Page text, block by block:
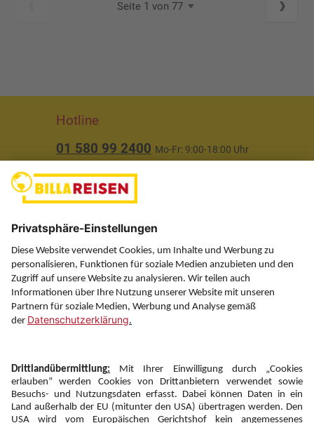
Seite 1 von 77
Hotline
01 580 99 2400 Mo-Fr: 9:00-18:00 Uhr
Über uns
Service
Information
Folgen Sie uns auf
Newsletter: